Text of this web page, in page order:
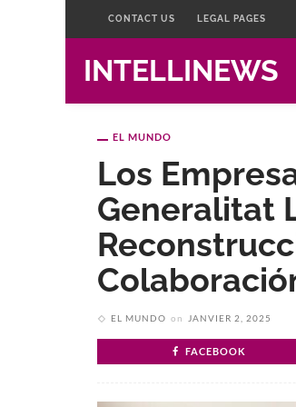
CONTACT US LEGAL PAGES
INTELLINEWS
EL MUNDO
Los
Generalitat
EL MUNDO on JANVIER 2, 2025
FACEBOOK